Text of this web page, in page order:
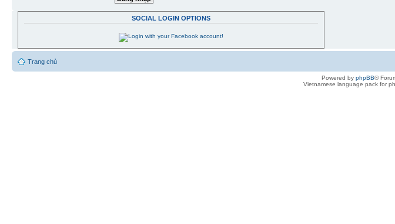
SOCIAL LOGIN OPTIONS
Trang chủ
Powered by phpBB®
Vietnamese language pack for